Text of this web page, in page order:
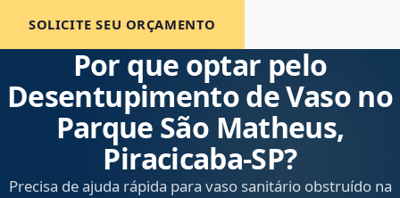
SOLICITE SEU ORÇAMENTO
Por que optar pelo
Desentupimento de Vaso no
Parque São Matheus,
Piracicaba‑SP?
Precisa de ajuda rápida para vaso sanitário obstruído na